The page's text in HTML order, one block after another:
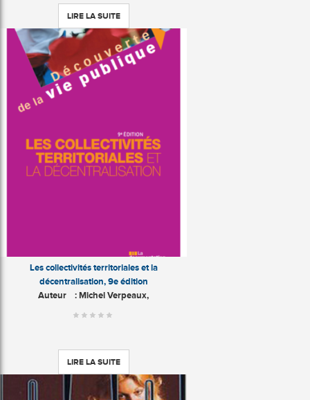
LIRE LA SUITE
Les collectivités territoriales et la
décentralisation, 9e édition
Auteur : Michel Verpeaux,
LIRE LA SUITE